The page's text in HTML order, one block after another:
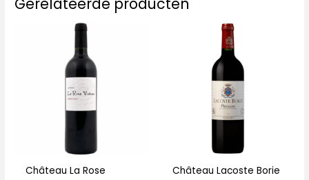
Château La Rose
Château Lacoste Borie